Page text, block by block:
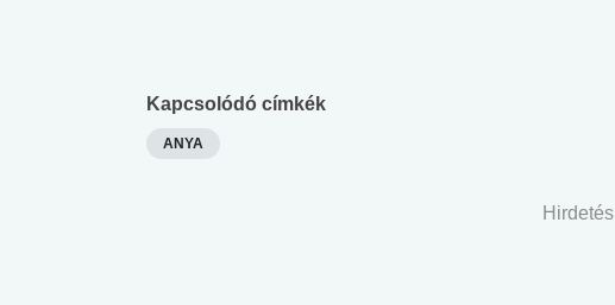
Kapcsolódó címkék
ANYA
Hirdetés